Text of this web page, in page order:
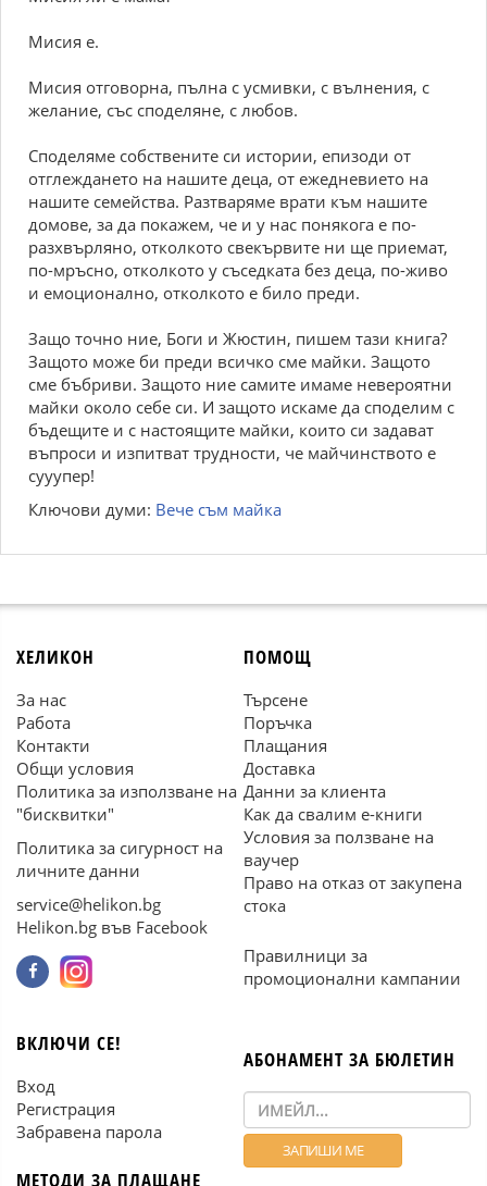
Мисия е.
Мисия отговорна, пълна с усмивки, с вълнения, с
желание, със споделяне, с любов.
Споделяме собствените си истории, епизоди от
отглеждането на нашите деца, от ежедневието на
нашите семейства. Разтваряме врати към нашите
домове, за да покажем, че и у нас понякога е по-
разхвърляно, отколкото свекървите ни ще приемат,
по-мръсно, отколкото у съседката без деца, по-живо
и емоционално, отколкото е било преди.
Защо точно ние, Боги и Жюстин, пишем тази книга?
Защото може би преди всичко сме майки. Защото
сме бъбриви. Защото ние самите имаме невероятни
майки около себе си. И защото искаме да споделим с
бъдещите и с настоящите майки, които си задават
въпроси и изпитват трудности, че майчинството е
сууупер!
Ключови думи: Вече съм майка
ХЕЛИКОН
За нас
Работа
Контакти
Общи условия
Политика за използване на
"бисквитки"
Политика за сигурност на
личните данни
service@helikon.bg
Helikon.bg във Facebook
ПОМОЩ
Търсене
Поръчка
Плащания
Доставка
Данни за клиента
Как да свалим е-книги
Условия за ползване на
ваучер
Право на отказ от закупена
стока
Правилници за
промоционални кампании
ВКЛЮЧИ СЕ!
Вход
Регистрация
Забравена парола
МЕТОДИ ЗА ПЛАЩАНЕ
АБОНАМЕНТ ЗА БЮЛЕТИН